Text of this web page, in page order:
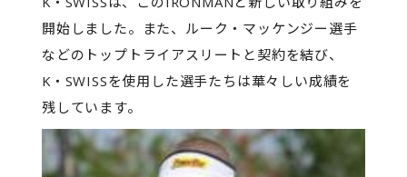
開始しました。また、ルーク・マッケンジー選手
などのトップトライアスリートと契約を結び、
K・SWISSを使用した選手たちは華々しい成績を
残しています。